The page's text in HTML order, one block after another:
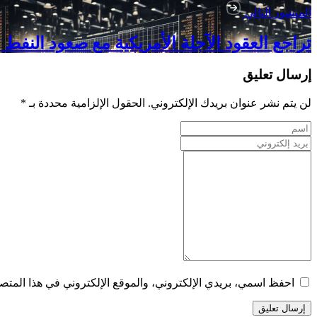
المنشور التالي
تراجع العقود الآجلة الأمريكية مع صعود
إرسال تعليق
لن يتم نشر عنوان بريدك الإلكتروني. الحقول الإلزامية محددة بـ *
احفظ اسمي، بريدي الإلكتروني، والموقع الإلكتروني في هذا
إرسال تعليق